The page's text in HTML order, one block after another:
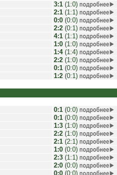
3:1 (1:0)
2:1 (1:1)
0:0 (0:0)
2:2 (0:1)
4:1 (1:1)
1:0 (1:0)
1:4(1:4)
2:2 (1:0)
0:1 (0:0)
1:2 (0:1)
0:1 (0:0)
0:1 (0:0)
1:3 (1:0)
2:2 (1:0)
2:1 (2:1)
1:0 (0:0)
2:3 (1:1)
2:0 (0:0)
0:0 (0:0)